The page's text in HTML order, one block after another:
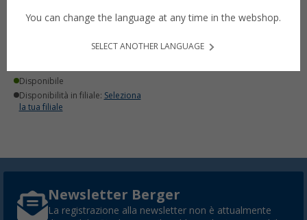
Tessuto Mehler Airtex
Disponibile
Disponibilità in filiale: Seleziona
la tua filiale
Newsletter Berger
La registrazione alla newsletter non è attualmente
You can change the language at any time in the webshop.
SELECT ANOTHER LANGUAGE